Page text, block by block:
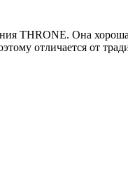
THRONE. Она
отличается от